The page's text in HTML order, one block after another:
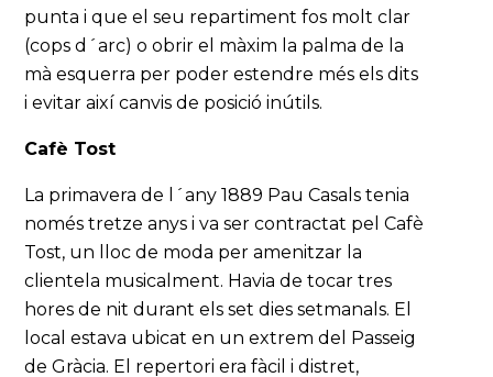
punta i que el seu repartiment fos molt clar
(cops d´arc) o obrir el màxim la palma de la
mà esquerra per poder estendre més els dits
i evitar així canvis de posició inútils.
Cafè Tost
La primavera de l´any 1889 Pau Casals tenia
només tretze anys i va ser contractat pel Cafè
Tost, un lloc de moda per amenitzar la
clientela musicalment. Havia de tocar tres
hores de nit durant els set dies setmanals. El
local estava ubicat en un extrem del Passeig
de Gràcia. El repertori era fàcil i distret,